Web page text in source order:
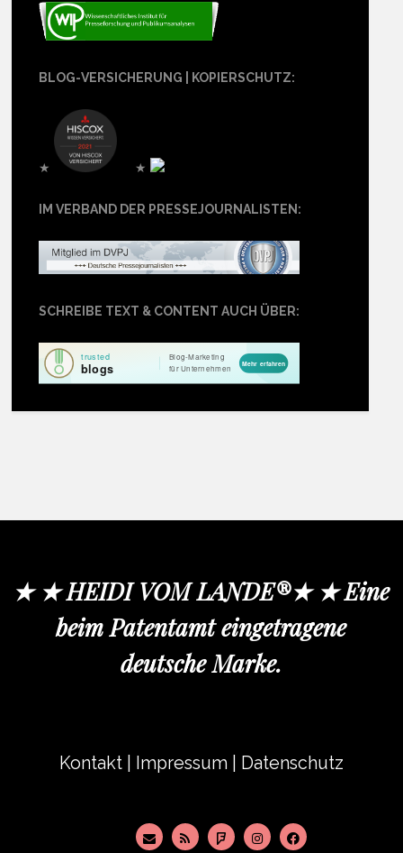
BLOG-VERSICHERUNG | KOPIERSCHUTZ:
★ ★
IM VERBAND DER PRESSEJOURNALISTEN:
SCHREIBE TEXT & CONTENT AUCH ÜBER:
★ ★ HEIDI VOM LANDE®★ ★ Eine
beim Patentamt eingetragene
deutsche Marke.
Kontakt Impressum Datenschutz